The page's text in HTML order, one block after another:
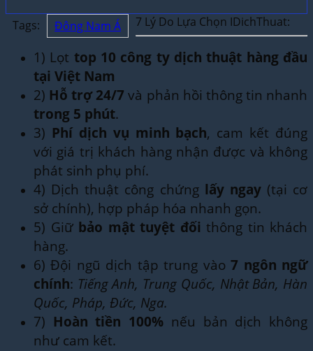
Tags: Đông Nam Á 7 Lý Do Lựa Chọn IDichThuat:
1) Lọt top 10 công ty dịch thuật hàng đầu
tại Việt Nam
2) Hỗ trợ 24/7 và phản hồi thông tin nhanh
trong 5 phút.
3) Phí dịch vụ minh bạch, cam kết đúng
với giá trị khách hàng nhận được và không
phát sinh phụ phí.
4) Dịch thuật công chứng lấy ngay(tại cơ
sở chính), hợp pháp hóa nhanh gọn.
5) Giữ bảo mật tuyệt đối thông tin khách
hàng.
6) Đội ngũ dịch tập trung vào7 ngôn ngữ
chính: Tiếng Anh, Trung Quốc, Nhật Bản, Hàn
Quốc, Pháp, Đức, Nga.
7) Hoàn tiền 100% nếu bản dịch không
như cam kết.